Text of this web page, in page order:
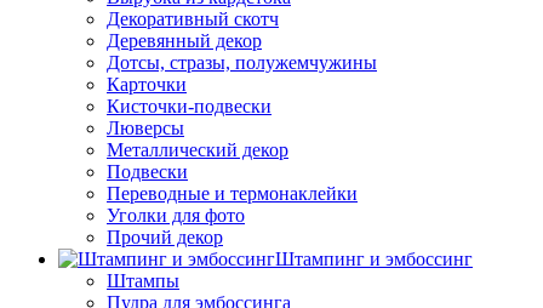
Декоративный скотч
Деревянный декор
Дотсы, стразы, полужемчужины
Карточки
Кисточки-подвески
Люверсы
Металлический декор
Подвески
Переводные и термонаклейки
Уголки для фото
Прочий декор
Штампинг и эмбоссинг
Штампы
Пудра для эмбоссинга